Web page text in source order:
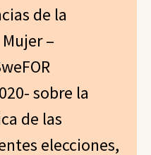
de la
–
sobre la
de las
elecciones,